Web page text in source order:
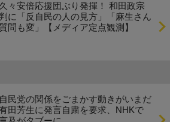
々安倍応援団ぶり発揮！ 和田政宗
に「反自民の人の見方」「麻生さん
問も変」【メディア定点観測】
民党の関係をごまかす動きがいまだ
田芳生に発言自粛を要求、NHKで